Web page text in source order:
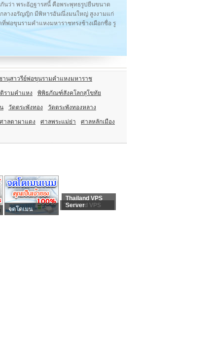
นว่า พระอัฎฐารสนี้ คือพระพุทธรูปยืนขนาด
ลางอรัญญิก มีพิหารอันณึ่งมนใหญ่ สูงงามแก่
พ่อขุนรามคำแหงมหาราชทรงช้างเผือกชื่อ รู
านุสาวรีย์พ่อขุนรามคำแหงมหาราช
รามคำแหง พิพิธภัณฑ์สังคโลกสุโขทัย
วัดตระพังทอง วัดตระพังทองหลาง
ศาลตาผาแดง ศาลพระแม่ย่า ศาลหลักเมือง
จดโดเมน
Thailand VPS
Thailand VPS
Server